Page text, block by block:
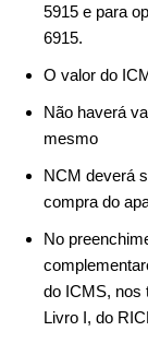
5915 e para
6915.
O valor do
Não haverá
mesmo
NCM deverá
compra do
No
do ICMS, nos
Livro I, do